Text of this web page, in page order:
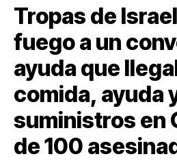
Tropas de
fuego a un
ayuda que
comida, ayuda
suministros en
de 100